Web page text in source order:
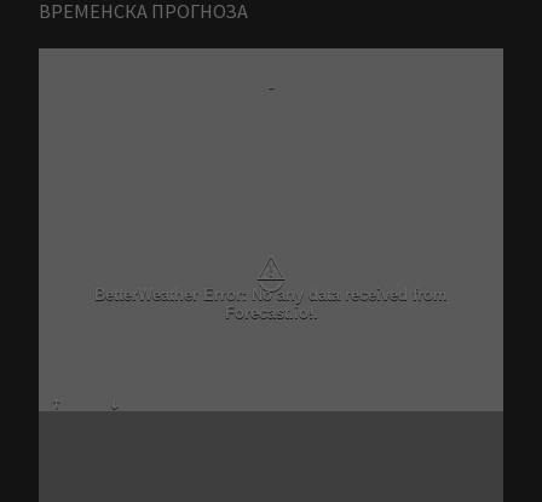
ВРЕМЕНСКА ПРОГНОЗА
-
⚠
BetterWeather Error: No any data received from
Forecast.io!.